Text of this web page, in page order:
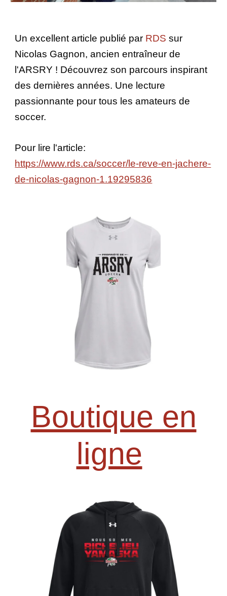
Un excellent article publié par RDS sur
Nicolas Gagnon, ancien entraîneur de
l'ARSRY ! Découvrez son parcours inspirant
des dernières années. Une lecture
passionnante pour tous les amateurs de
soccer.
Pour lire l'article:
https://www.rds.ca/soccer/le-reve-en-jachere-
de-nicolas-gagnon-1.19295836
Boutique en
ligne